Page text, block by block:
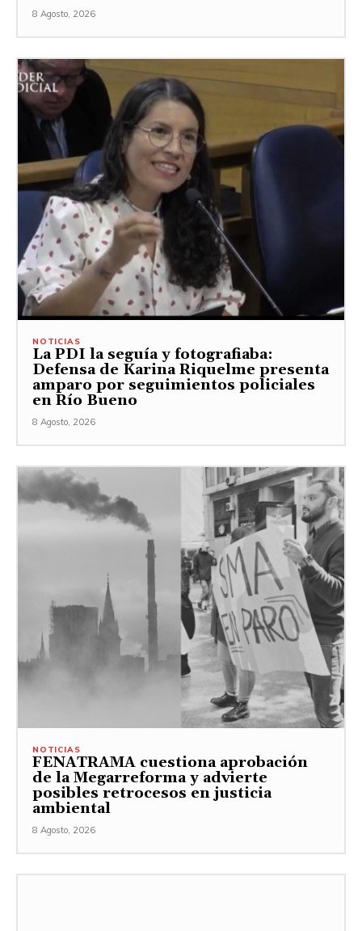
8 Agosto, 2026
NOTICIAS
La PDI la seguía y fotografiaba:
Defensa de Karina Riquelme presenta
amparo por seguimientos policiales
en Río Bueno
8 Agosto, 2026
NOTICIAS
FENATRAMA cuestiona aprobación
de la Megarreforma y advierte
posibles retrocesos en justicia
ambiental
8 Agosto, 2026